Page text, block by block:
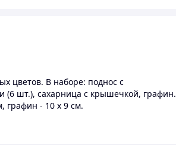
цветов. В наборе: поднос с
шт.), сахарница с крышечкой, графин.
графин - 10 х 9 см.